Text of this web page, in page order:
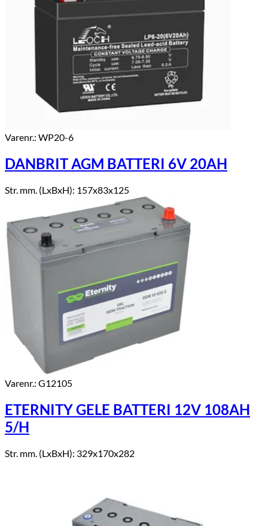
Varenr.: WP20-6
DANBRIT AGM BATTERI 6V 20AH
Str. mm. (LxBxH): 157x83x125
Varenr.: G12105
ETERNITY GELE BATTERI 12V 108AH
5/H
Str. mm. (LxBxH): 329x170x282